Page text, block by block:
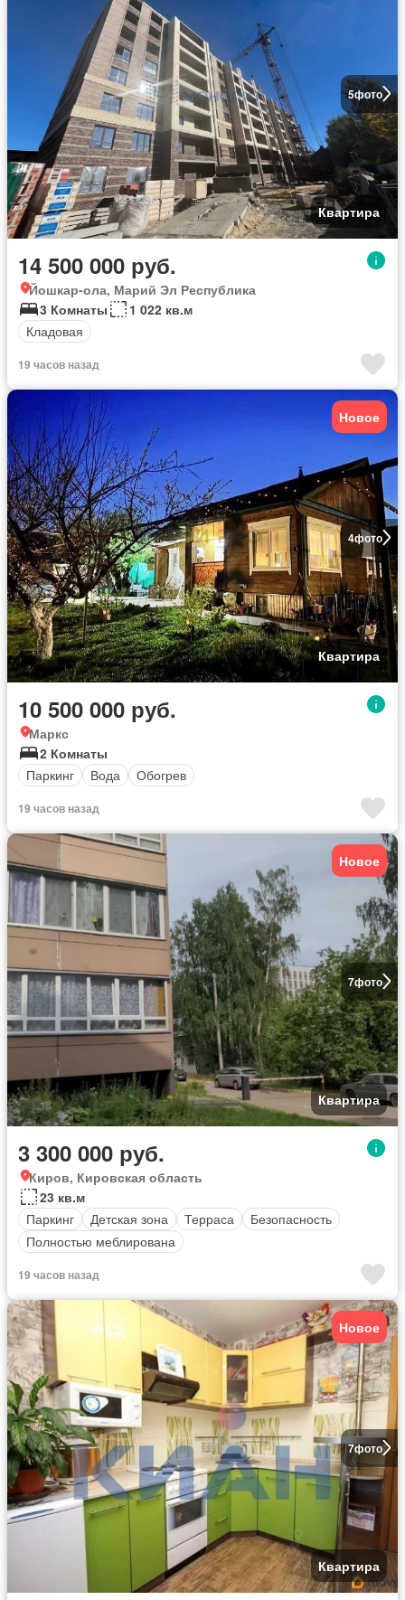
5фото
Квартира
14 500 000 руб.
Йошкар-ола, Марий Эл Республика
3 Комнаты
1 022 кв.м
Кладовая
19 часов назад
4фото
Новое
Квартира
10 500 000 руб.
Маркс
2 Комнаты
Паркинг
Вода Обогрев
19 часов назад
7фото
Новое
Квартира
3 300 000 руб.
Киров, Кировская область
23 кв.м
Паркинг
Детская зона Терраса
Безопасность
Полностью меблирована
19 часов назад
7фото
Новое
Квартира